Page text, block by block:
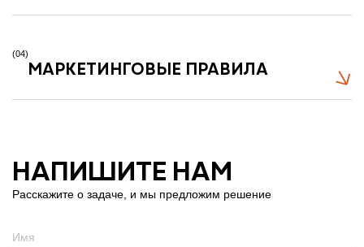
(04)
МАРКЕТИНГОВЫЕ ПРАВИЛА
НАПИШИТЕ НАМ
Расскажите о задаче, и мы предложим решение